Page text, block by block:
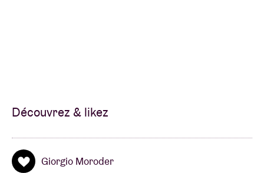
Découvrez & likez
Giorgio Moroder